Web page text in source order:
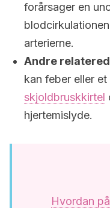
forårsager en
arterierne.
Andre
kan feber eller
skjoldbruskkirtel
hjertemislyde.
Hvordan